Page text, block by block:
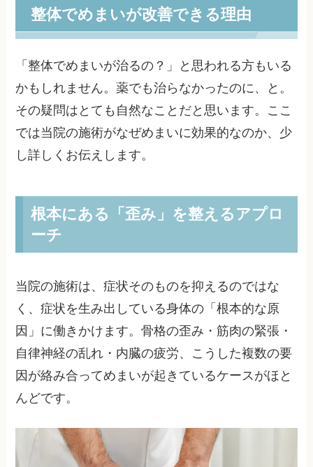
整体でめまいが改善できる理由
「整体でめまいが治るの？」と思われる方もいる
かもしれません。薬でも治らなかったのに、と。
その疑問はとても自然なことだと思います。ここ
では当院の施術がなぜめまいに効果的なのか、少
し詳しくお伝えします。
根本にある「歪み」を整えるアプロ
ーチ
当院の施術は、症状そのものを抑えるのではな
く、症状を生み出している身体の「根本的な原
因」に働きかけます。骨格の歪み・筋肉の緊張・
自律神経の乱れ・内臓の疲労、こうした複数の要
因が絡み合ってめまいが起きているケースがほと
んどです。